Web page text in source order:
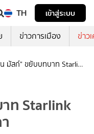
TH
เข้าสู่ระบบ
ข่าวการเมือง ข่าว
มัสก์" ขยับบทบาท Starlink
ท Starlink